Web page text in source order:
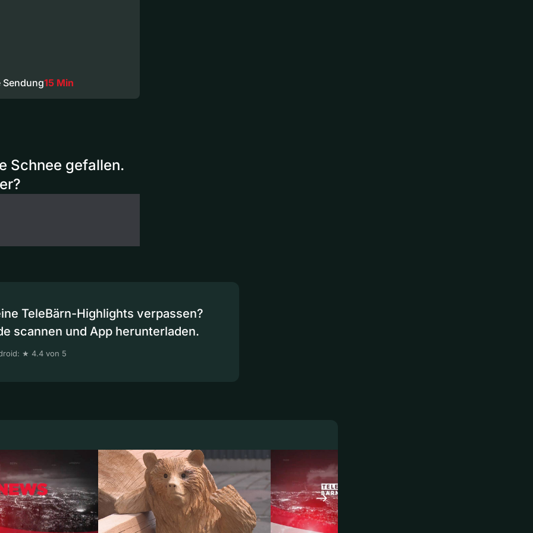
15 Min
Schnee gefallen.
TeleBärn-Highlights verpassen?
scannen und App herunterladen.
★ 4.4 von 5